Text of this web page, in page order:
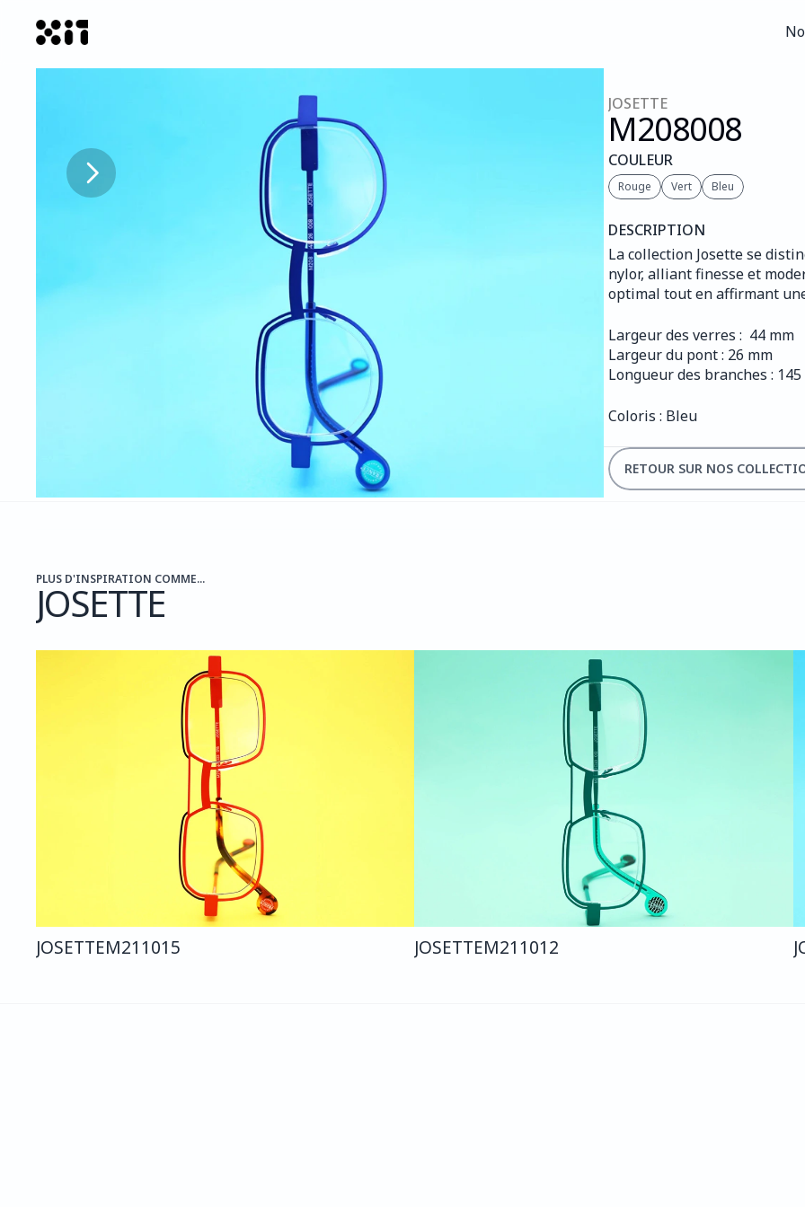
JOSETTE
M208008
COULEUR
Rouge Vert Bleu
DESCRIPTION
La collection Josette se
nylor, alliant finesse et
optimal tout en affirmant
Largeur des verres :  44 mm
Largeur du pont : 26 mm
Longueur des branches :
Coloris : Bleu
RETOUR SUR NOS
PLUS D'INSPIRATION COMME...
JOSETTE
JOSETTEM211015 JOSETTEM211012